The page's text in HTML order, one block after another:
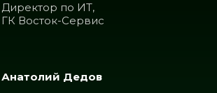
Директор по ИТ,
ГК Восток-Сервис
Анатолий Дедов